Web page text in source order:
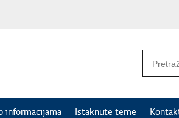
informacijama Istaknute teme